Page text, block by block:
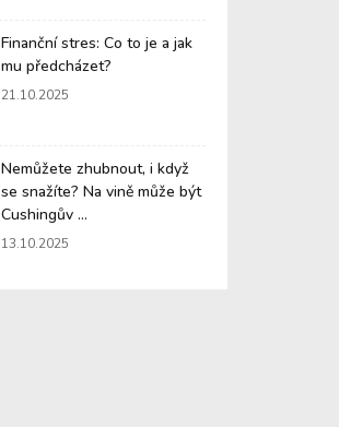
Finanční stres: Co to je a jak
mu předcházet?
21.10.2025
Nemůžete zhubnout, i když
se snažíte? Na vině může být
Cushingův ...
13.10.2025